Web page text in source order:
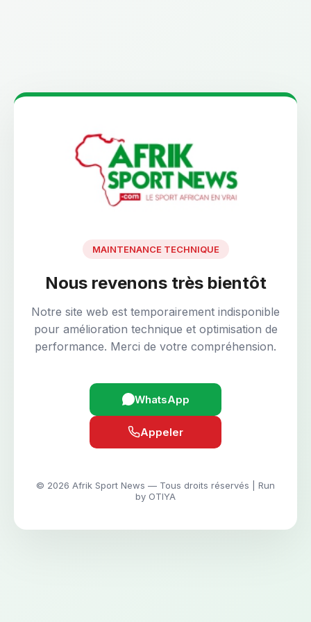
MAINTENANCE TECHNIQUE
Nous revenons très bientôt
Notre site web est temporairement indisponible
pour amélioration technique et optimisation de
performance. Merci de votre compréhension.
WhatsApp
Appeler
© 2026 Afrik Sport News — Tous droits réservés | Run
by OTIYA